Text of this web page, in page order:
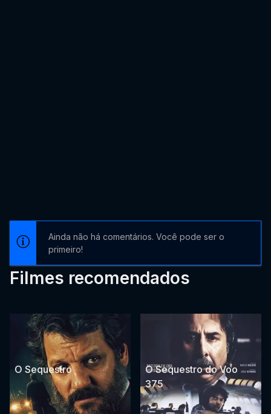
Ainda não há comentários. Você pode ser o
primeiro!
Filmes recomendados
O Sequestro
O Sequestro do Voo
375